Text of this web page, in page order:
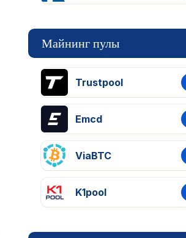
Майнинг пулы
Trustpool
Emcd
ViaBTC
K1pool